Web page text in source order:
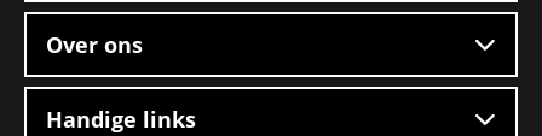
Over ons
Handige links